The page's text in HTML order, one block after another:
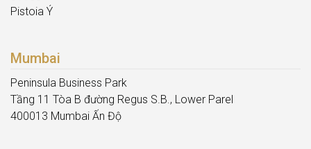
Pistoia Ý
Mumbai
Peninsula Business Park
Tầng 11 Tòa B đường Regus S.B., Lower Parel
400013 Mumbai Ấn Độ